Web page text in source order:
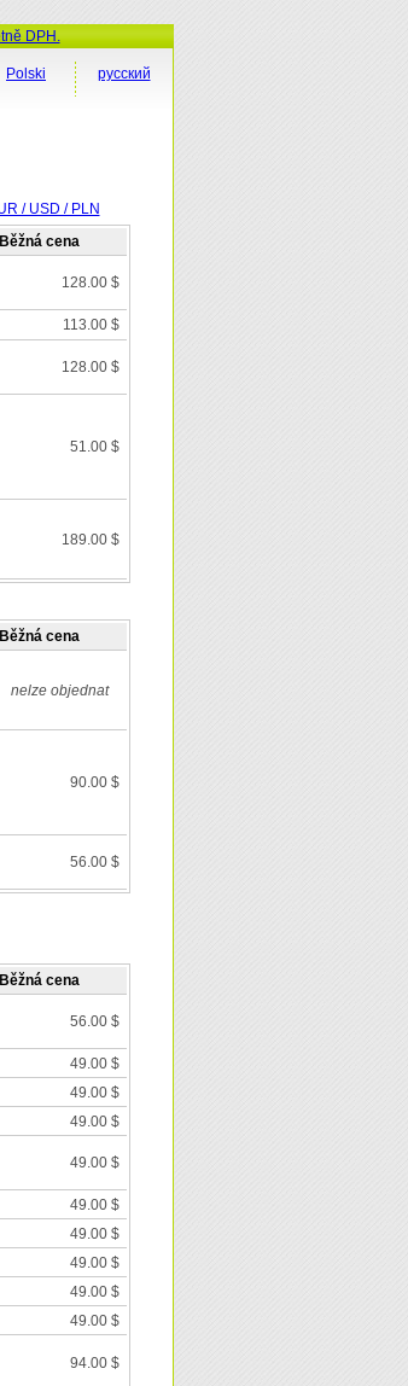
DPH.
русский
Polski
/ USD / PLN
Běžná cena
128.00 $
113.00 $
128.00 $
51.00 $
189.00 $
Běžná cena
nelze objednat
90.00 $
56.00 $
Běžná cena
56.00 $
49.00 $
49.00 $
49.00 $
49.00 $
49.00 $
49.00 $
49.00 $
49.00 $
49.00 $
94.00 $